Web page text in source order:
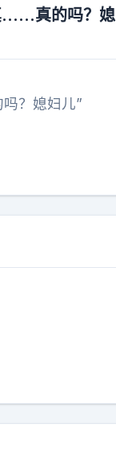
……真的吗？媳
？媳妇儿”